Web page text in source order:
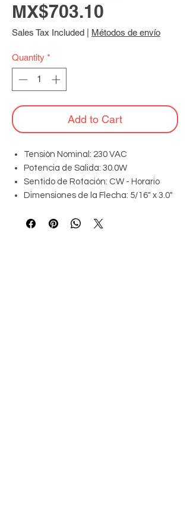
MX$703.10
Sales Tax Included Métodos de envío
Quantity *
Add to Cart
Tensión Nominal: 230 VAC
Potencia de Salida: 30.0W
Sentido de Rotación: CW - Horario
Dimensiones de la Flecha: 5/16" x 3.0"